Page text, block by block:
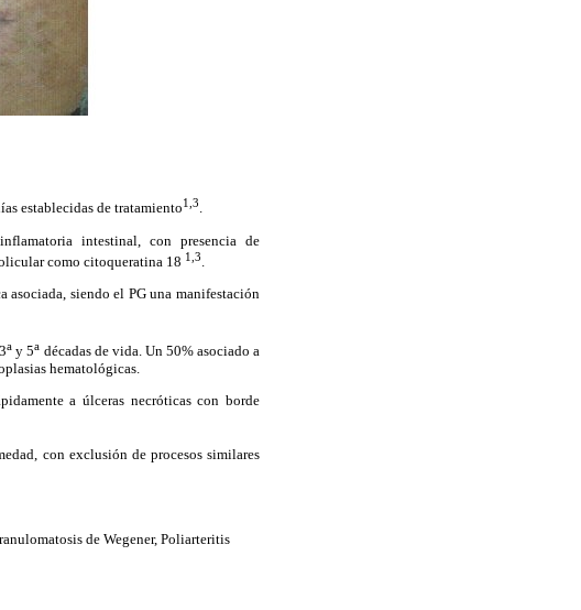
establecidas de tratamiento1,3.
intestinal, con presencia de
como citoqueratina 18 1,3
asociada, siendo el PG una manifestación
a y 5a décadas de vida. Un 50% asociado a
hematológicas.
a úlceras necróticas con borde
con exclusión de procesos similares
de Wegener, Poliarteritis